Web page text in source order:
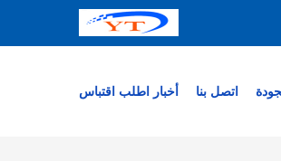
اتصل بنا أخبار اطلب اقتباس